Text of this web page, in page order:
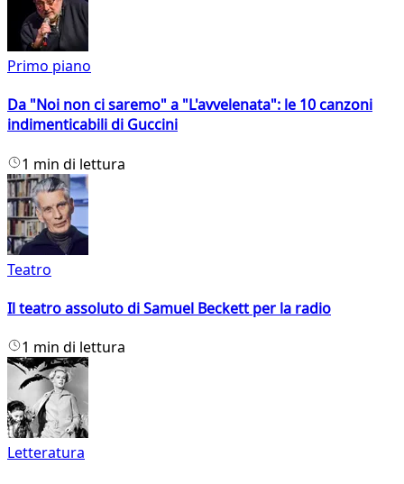
Primo piano
Da "Noi non ci saremo" a "L'avvelenata": le 10 canzoni
indimenticabili di Guccini
1 min di lettura
Teatro
Il teatro assoluto di Samuel Beckett per la radio
1 min di lettura
Letteratura